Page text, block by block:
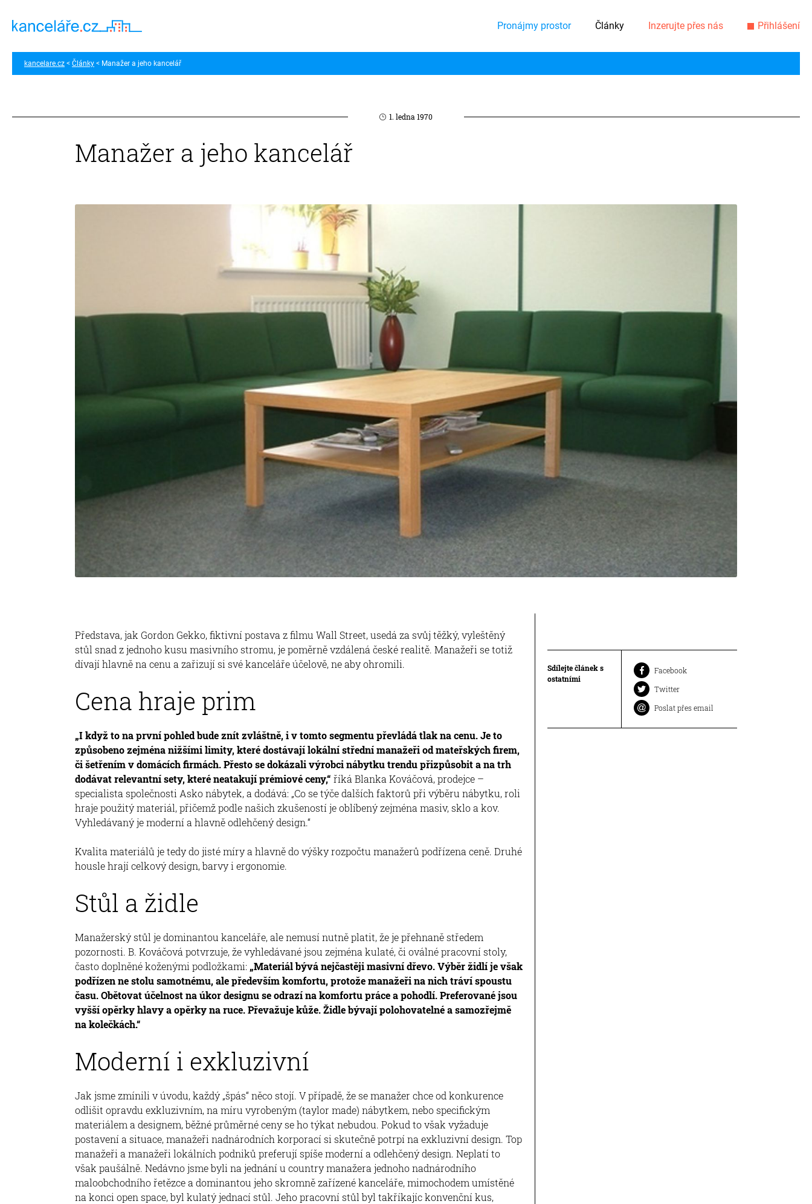
Pronájmy prostor Články Inzerujte přes nás Přihlášení
kancelare.cz Články Manažer a jeho kancelář
1. ledna 1970
Manažer a jeho kancelář
Představa, jak Gordon Gekko, fiktivní postava z filmu Wall Street, usedá za svůj těžký, vyleštěný
stůl snad z jednoho kusu masivního stromu, je poměrně vzdálená české realitě. Manažeři se totiž
dívají hlavně na cenu a zařizují si své kanceláře účelově, ne aby ohromili.
Cena hraje prim
„I když to na první pohled bude znít zvláštně, i v tomto segmentu převládá tlak na cenu. Je to
způsobeno zejména nižšími limity, které dostávají lokální střední manažeři od mateřských firem,
či šetřením v domácích firmách. Přesto se dokázali výrobci nábytku trendu přizpůsobit a na trh
dodávat relevantní sety, které neatakují prémiové ceny,“ říká Blanka Kováčová, prodejce –
specialista společnosti Asko nábytek, a dodává: „Co se týče dalších faktorů při výběru nábytku, roli
hraje použitý materiál, přičemž podle našich zkušeností je oblíbený zejména masiv, sklo a kov.
Vyhledávaný je moderní a hlavně odlehčený design.“
Kvalita materiálů je tedy do jisté míry a hlavně do výšky rozpočtu manažerů podřízena ceně. Druhé
housle hrají celkový design, barvy i ergonomie.
Stůl a židle
Manažerský stůl je dominantou kanceláře, ale nemusí nutně platit, že je přehnaně středem
pozornosti. B. Kováčová potvrzuje, že vyhledávané jsou zejména kulaté, či oválné pracovní stoly,
často doplněné koženými podložkami: „Materiál bývá nejčastěji masivní dřevo. Výběr židlí je však
podřízen ne stolu samotnému, ale především komfortu, protože manažeři na nich tráví spoustu
času. Obětovat účelnost na úkor designu se odrazí na komfortu práce a pohodlí. Preferované jsou
vyšší opěrky hlavy a opěrky na ruce. Převažuje kůže. Židle bývají polohovatelné a samozřejmě
na kolečkách.“
Moderní i exkluzivní
Jak jsme zmínili v úvodu, každý „špás“ něco stojí. V případě, že se manažer chce od konkurence
odlišit opravdu exkluzivním, na míru vyrobeným (taylor made) nábytkem, nebo specifickým
materiálem a designem, běžné průměrné ceny se ho týkat nebudou. Pokud to však vyžaduje
postavení a situace, manažeři nadnárodních korporací si skutečně potrpí na exkluzivní design. Top
manažeři a manažeři lokálních podniků preferují spíše moderní a odlehčený design. Neplatí to
však paušálně. Nedávno jsme byli na jednání u country manažera jednoho nadnárodního
maloobchodního řetězce a dominantou jeho skromně zařízené kanceláře, mimochodem umístěné
na konci open space, byl kulatý jednací stůl. Jeho pracovní stůl byl takříkajíc konvenční kus,
Sdílejte článek s
ostatními
Facebook
Twitter
Poslat přes email